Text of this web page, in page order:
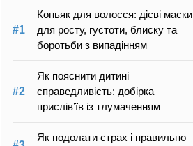
Коньяк для волосся: дієві маски
для росту, густоти, блиску та
боротьби з випадінням
Як пояснити дитині
справедливість: добірка
прислів’їв із тлумаченням
Як подолати страх і правильно